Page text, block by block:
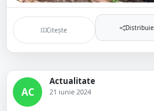
Citește Distribuie
AC
Actualitate
21 iunie 2024